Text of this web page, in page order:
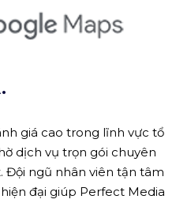
giá cao trong lĩnh vực tổ
dịch vụ trọn gói chuyên
Đội ngũ nhân viên tận tâm
đại giúp Perfect Media